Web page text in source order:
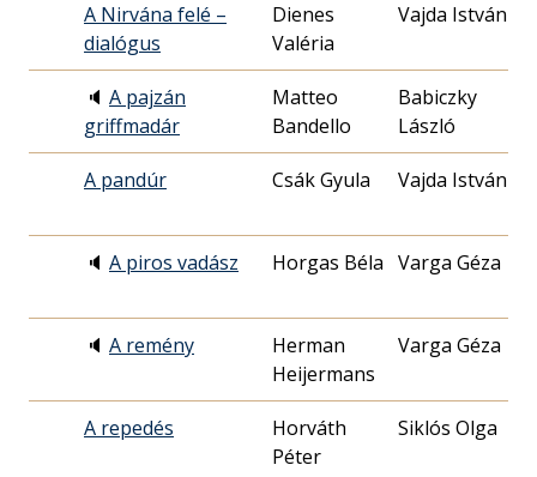
A Nirvána felé –
dialógus
Dienes
Valéria
Vajda István
🔈 A pajzán
griffmadár
Matteo
Bandello
Babiczky
László
A pandúr Csák Gyula Vajda István
🔈 A piros vadász Horgas Béla Varga Géza
🔈 A remény
Herman
Heijermans
Varga Géza
A repedés
Horváth
Péter
Siklós Olga